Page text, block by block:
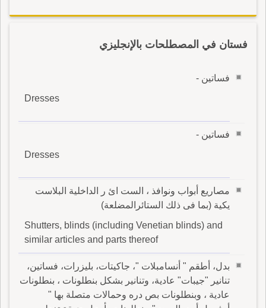
فستان في المصطلحات بالإنجليزي
فساتين -
Dresses
فساتين -
Dresses
مصاريع أبواب ونوافذ ، الست ائ ر الداخلية البلاست
يكية (بما فى ذلك الستائرالمضلعة)
Shutters, blinds (including Venetian blinds) and
similar articles and parts thereof
بدل، أطقم " أنسامبلات "، جاكيتات، بليزرات، فساتين،
تنانير "جيبات" عادية، وتنانير بشكل بنطلونات ، بنطلونات
عادية ، وبنطلونات بص دره وحمالات متصلة بها "